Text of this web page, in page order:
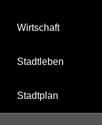
Wirtschaft
Stadtleben
Stadtplan